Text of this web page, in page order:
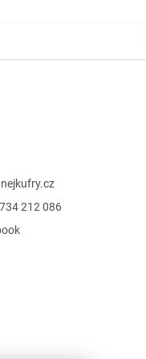
nejkufry.cz
212 086